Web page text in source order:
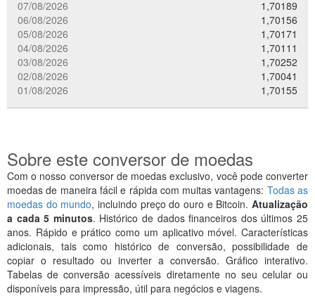
07/08/2026
1,70189
06/08/2026
1,70156
05/08/2026
1,70171
04/08/2026
1,70111
03/08/2026
1,70252
02/08/2026
1,70041
01/08/2026
1,70155
Sobre este conversor de moedas
Com o nosso conversor de moedas exclusivo, você pode converter
moedas de maneira fácil e rápida com muitas vantagens: Todas as
moedas do mundo, incluindo preço do ouro e Bitcoin.Atualização
a cada 5 minutos. Histórico de dados financeiros dos últimos 25
anos. Rápido e prático como um aplicativo móvel. Características
adicionais, tais como histórico de conversão, possibilidade de
copiar o resultado ou inverter a conversão. Gráfico interativo.
Tabelas de conversão acessíveis diretamente no seu celular ou
disponíveis para impressão, útil para negócios e viagens.